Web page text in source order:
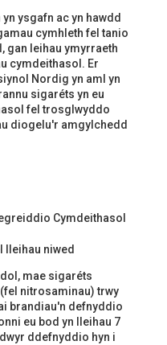
ysgafn ac yn hawdd
cymhleth fel tanio
gan leihau ymyrraeth
cymdeithasol. Er
Nordig yn aml yn
sigaréts yn eu
fel trosglwyddo
diogelu'r amgylchedd
Cymdeithasol
lleihau niwed
mae sigaréts
nitrosaminau) trwy
brandiau'n defnyddio
eu bod yn lleihau 7
ddefnyddio hyn i